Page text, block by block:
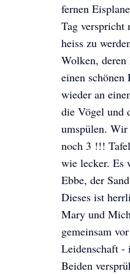
fernen
Tag verspricht
heiss zu
Wolken,
einen
wieder an
die Vögel und
umspülen. Wir
noch 3 !!!
wie lecker. Es
Ebbe, der
Dieses ist
Mary und
gemeinsam
Leidenschaft -
Beiden